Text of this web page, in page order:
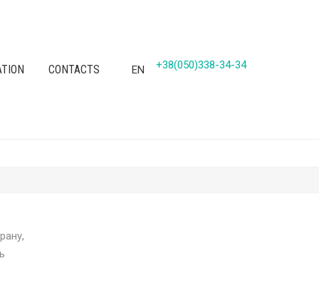
CONTACTS EN +38(050)338-34-34